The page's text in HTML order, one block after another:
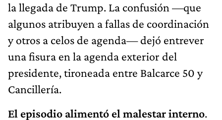
la llegada de Trump. La confusión —que
algunos atribuyen a fallas de coordinación
y otros a celos de agenda— dejó entrever
una fisura en la agenda exterior del
presidente, tironeada entre Balcarce 50 y
Cancillería.
El episodio alimentó el malestar interno.